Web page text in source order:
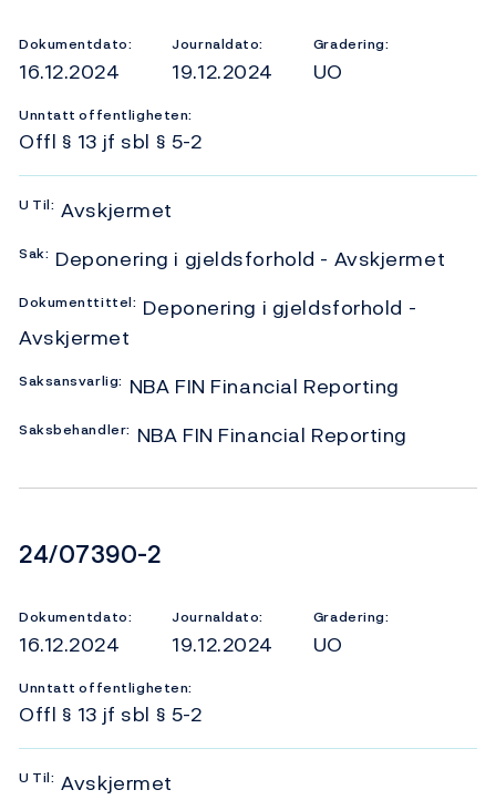
Dokumentdato:
16.12.2024
Journaldato:
19.12.2024
Gradering:
UO
Unntatt offentligheten:
Offl § 13 jf sbl § 5-2
U Til: Avskjermet
Sak: Deponering i gjeldsforhold - Avskjermet
Dokumenttittel: Deponering i gjeldsforhold -
Avskjermet
Saksansvarlig: NBA FIN Financial Reporting
Saksbehandler: NBA FIN Financial Reporting
Dokumentnummer
24/07390-2
Dokumentdato:
16.12.2024
Journaldato:
19.12.2024
Gradering:
UO
Unntatt offentligheten:
Offl § 13 jf sbl § 5-2
U Til: Avskjermet